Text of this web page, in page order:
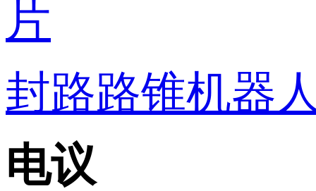
封路路锥机器
电议